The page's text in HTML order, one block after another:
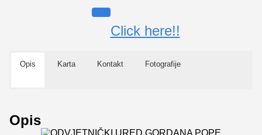
Click here!!
Opis Karta Kontakt Fotografije
Opis